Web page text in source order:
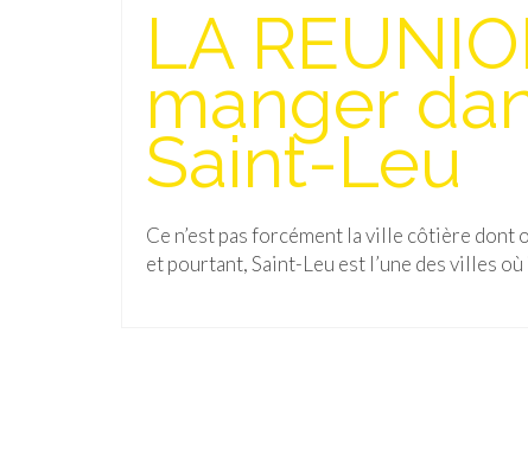
LA
manger
Saint-Leu
Ce n’est pas forcément la ville côtière dont
et pourtant, Saint-Leu est l’une des villes